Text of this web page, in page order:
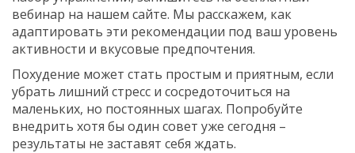
вебинар на нашем сайте. Мы расскажем, как
адаптировать эти рекомендации под ваш уровень
активности и вкусовые предпочтения.
Похудение может стать простым и приятным, если
убрать лишний стресс и сосредоточиться на
маленьких, но постоянных шагах. Попробуйте
внедрить хотя бы один совет уже сегодня –
результаты не заставят себя ждать.